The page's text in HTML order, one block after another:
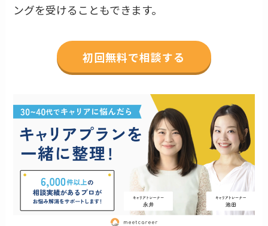
ングを受けることもできます。
初回無料で相談する